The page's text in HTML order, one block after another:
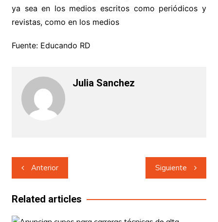
ya sea en los medios escritos como periódicos y
revistas, como en los medios
Fuente: Educando RD
Julia Sanchez
Navegación
de
entradas
Anterior Siguiente
Related articles